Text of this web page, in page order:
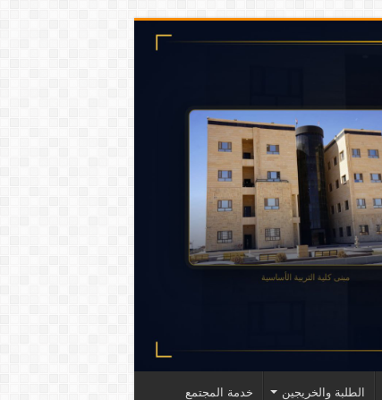
الطلبة والخريجين خدمة المجتمع